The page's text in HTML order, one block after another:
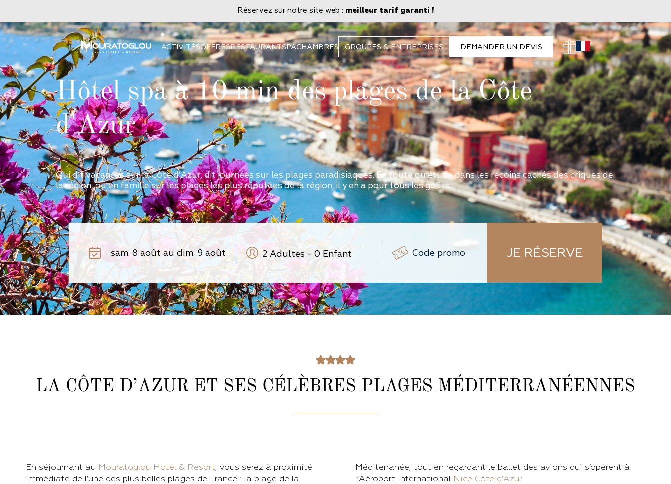
Réservez sur notre site web : meilleur tarif garanti !
ACTIVITÉSOFFRESRESTAURANTSPACHAMBRES GROUPES & ENTREPRISES DEMANDER UN DEVIS
Hôtel spa à 10 min des plages de la Côte
d'Azur
Qui dit vacances sur la Côte d’Azur, dit journées sur les plages paradisiaques. En toute quiétude dans les recoins cachés des criques de
la région, ou en famille sur les plages les plus réputées de la région, il y en a pour tous les goûts.
2 Adultes - 0 Enfant
- +
(0-3 ans) -
JE RÉSERVE
LA CÔTE D’AZUR ET SES CÉLÈBRES PLAGES MÉDITERRANÉENNES
En séjournant au Mouratoglou Hotel & Resort, vous serez à proximité
immédiate de l’une des plus belles plages de France : la plage de la
Méditerranée, tout en regardant le ballet des avions qui s’opèrent à
l’Aéroport International Nice Côte d’Azur.